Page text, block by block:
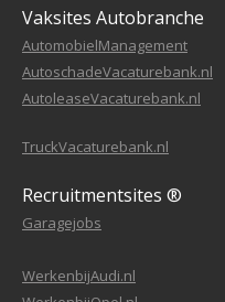
Vaksites Autobranche
AutomobielManagement
AutoschadeVacaturebank.nl
AutoleaseVacaturebank.nl
TruckVacaturebank.nl
Recruitmentsites ®
Garagejobs
WerkenbijAudi.nl